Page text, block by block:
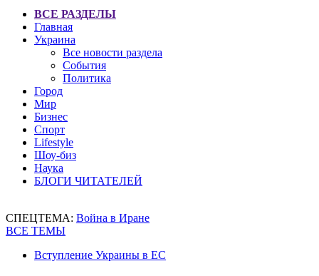
ВСЕ РАЗДЕЛЫ
Главная
Украина
Все новости раздела
События
Политика
Город
Мир
Бизнес
Спорт
Lifestyle
Шоу-биз
Наука
БЛОГИ ЧИТАТЕЛЕЙ
СПЕЦТЕМА: Война в Иране
ВСЕ ТЕМЫ
Вступление Украины в ЕС